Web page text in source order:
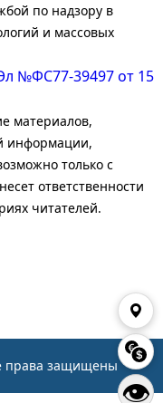
👁
по надзору в
и массовых
№ФС77-39497 от 15
материалов,
информации,
только с
ответственности
читателей.
права защищены